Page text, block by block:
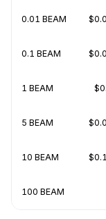
0.01 BEAM
0.1 BEAM
1 BEAM
5 BEAM
10 BEAM
100 BEAM